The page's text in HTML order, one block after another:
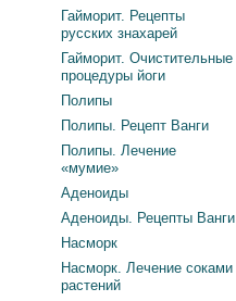
Гайморит. Рецепты
русских знахарей
Гайморит. Очистительные
процедуры йоги
Полипы
Полипы. Рецепт Ванги
Полипы. Лечение
«мумие»
Аденоиды
Аденоиды. Рецепты Ванги
Насморк
Насморк. Лечение соками
растений